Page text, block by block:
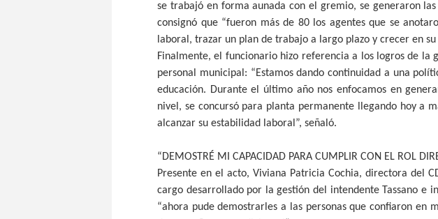
se trabajó en forma aunada con el gremio, se generaron
consignó que “fueron más de 80 los agentes que se
laboral, trazar un plan de trabajo a largo plazo y crecer en
Finalmente, el funcionario hizo referencia a los logros de la
personal municipal: “Estamos dando continuidad a una
educación. Durante el último año nos enfocamos en
nivel, se concursó para planta permanente llegando hoy a
alcanzar su estabilidad laboral”, señaló.
“DEMOSTRÉ MI CAPACIDAD PARA CUMPLIR CON EL ROL
Presente en el acto, Viviana Patricia Cochia, directora del
cargo desarrollado por la gestión del intendente Tassano e
“ahora pude demostrarles a las personas que confiaron en